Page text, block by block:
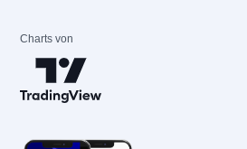
Charts von